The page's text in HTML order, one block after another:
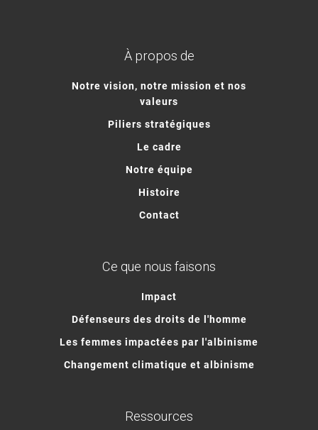
À propos de
Notre vision, notre mission et nos
valeurs
Piliers stratégiques
Le cadre
Notre équipe
Histoire
Contact
Ce que nous faisons
Impact
Défenseurs des droits de l'homme
Les femmes impactées par l'albinisme
Changement climatique et albinisme
Ressources